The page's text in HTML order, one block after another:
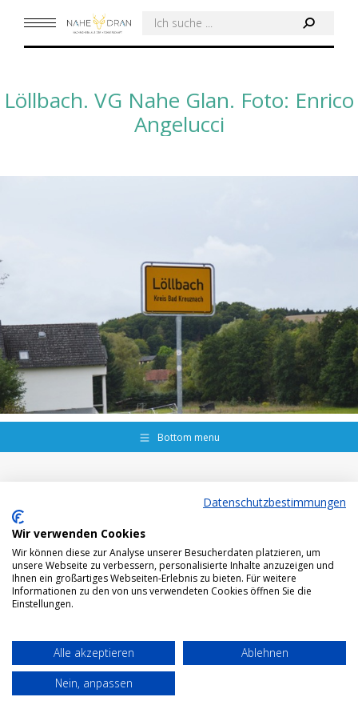
Search:
Löllbach. VG Nahe Glan. Foto: Enrico
Angelucci
Bottom menu
Datenschutzbestimmungen
Wir verwenden Cookies
Wir können diese zur Analyse unserer Besucherdaten platzieren, um
unsere Webseite zu verbessern, personalisierte Inhalte anzuzeigen und
Ihnen ein großartiges Webseiten-Erlebnis zu bieten. Für weitere
Informationen zu den von uns verwendeten Cookies öffnen Sie die
Einstellungen.
Alle akzeptieren
Ablehnen
Nein, anpassen